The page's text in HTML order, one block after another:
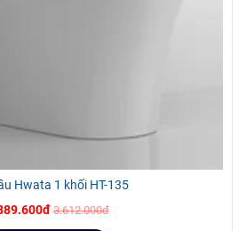
Hwata 1 khối HT-135
3.612.000đ